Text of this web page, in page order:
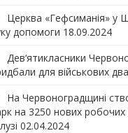
Церква «Гефсиманія» у
допомоги 18.09.2024
Дев‘ятикласники
для військових
На Червоноградщині
на 3250 нових робочих
02.04.2024